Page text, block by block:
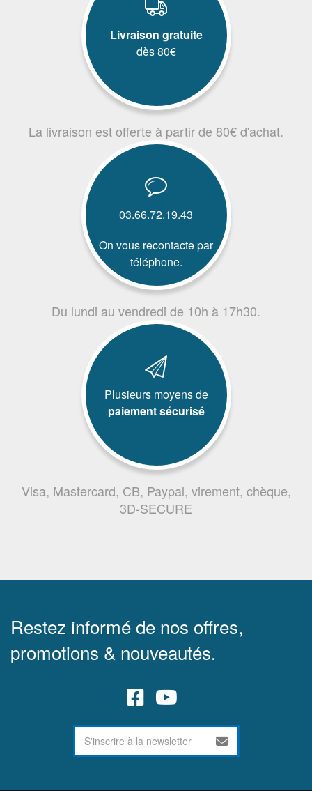
Livraison gratuite
dès 80€
La livraison est offerte à partir de 80€ d'achat.
03.66.72.19.43
On vous recontacte par
téléphone.
Du lundi au vendredi de 10h à 17h30.
Plusieurs moyens de
paiement sécurisé
Visa, Mastercard, CB, Paypal, virement, chèque,
3D-SECURE
Restez informé de nos offres,
promotions & nouveautés.